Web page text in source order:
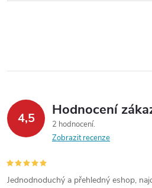
4,5 Hodnocení
2 hodnocení
Zobrazit recenze
Jednodnoduchý a přehledný eshop,